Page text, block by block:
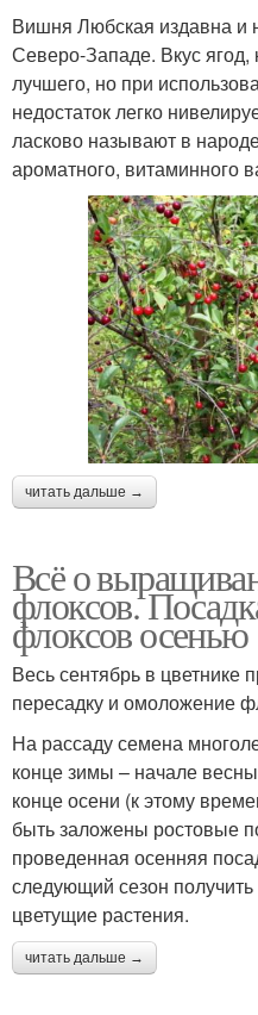
Вишня Любская издавна и
Северо-Западе. Вкус ягод,
лучшего, но при
недостаток легко
ласково называют в
ароматного, витаминного
читать дальше →
Всё о
флоксов.
флоксов осенью
Весь сентябрь в цветнике
пересадку и омоложение
На рассаду семена
конце зимы – начале
конце осени (к этому
быть заложены ростовые
проведенная осенняя
следующий сезон
цветущие растения.
читать дальше →